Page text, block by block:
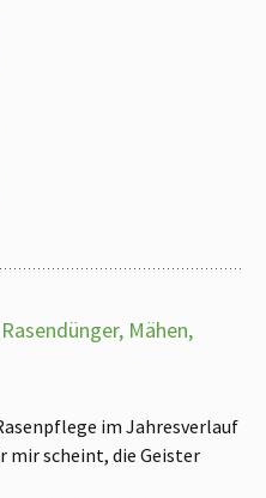
Mähen,
im Jahresverlauf
mir scheint, die Geister